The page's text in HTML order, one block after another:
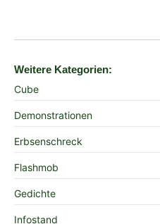
Weitere Kategorien:
Cube
Demonstrationen
Erbsenschreck
Flashmob
Gedichte
Infostand